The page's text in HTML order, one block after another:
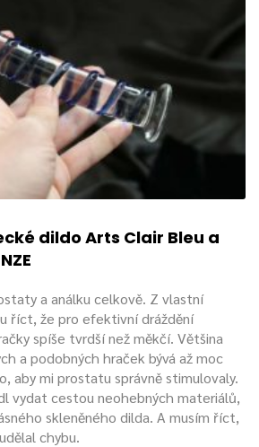
dildo Arts Clair Bleu a
a análku celkově. Z vlastní
říct, že pro efektivní dráždění
spíše tvrdší než měkčí. Většina
a podobných hraček bývá až moc
aby mi prostatu správně stimulovaly.
vydat cestou neohebných materiálů,
skleněného dilda. A musím říct,
chybu.